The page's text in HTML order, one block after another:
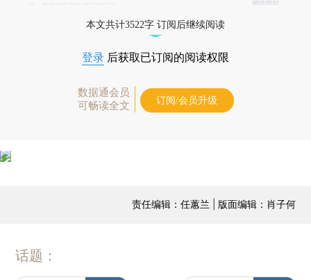
本文共计3522字 订阅后继续阅读
登录 后获取已订阅的阅读权限
数据通会员
可畅读全文
订阅/会员升级
责任编辑：任蕙兰 | 版面编辑：肖子何
话题：